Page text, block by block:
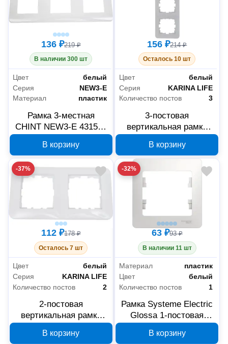
136 ₽219 ₽
В наличии 300 шт
Цвет
белый
Серия
NEW3-E
Материал
пластик
Рамка 3-местная
CHINT NEW3-E 431547
В корзину
156 ₽214 ₽
Осталось 10 шт
Цвет
белый
Серия
KARINA LIFE
Количество постов
3
3-постовая
вертикальная рамка
белая 708-0200-153
В корзину
-37%
112 ₽178 ₽
Осталось 7 шт
Цвет
белый
Серия
KARINA LIFE
Количество постов
2
2-постовая
вертикальная рамка
белая 708-0200-152
В корзину
-32%
63 ₽93 ₽
В наличии 11 шт
Материал
пластик
Цвет
белый
Количество постов
1
Рамка Systeme Electric
Glossa 1-постовая
В корзину